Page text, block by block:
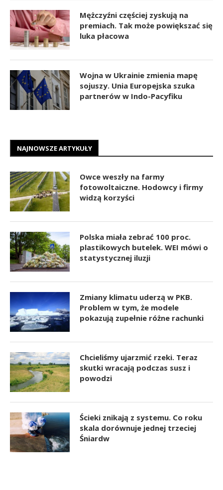
Mężczyźni częściej zyskują na
premiach. Tak może powiększać się
luka płacowa
Wojna w Ukrainie zmienia mapę
sojuszy. Unia Europejska szuka
partnerów w Indo-Pacyfiku
NAJNOWSZE ARTYKUŁY
Owce weszły na farmy
fotowoltaiczne. Hodowcy i firmy
widzą korzyści
Polska miała zebrać 100 proc.
plastikowych butelek. WEI mówi o
statystycznej iluzji
Zmiany klimatu uderzą w PKB.
Problem w tym, że modele
pokazują zupełnie różne rachunki
Chcieliśmy ujarzmić rzeki. Teraz
skutki wracają podczas susz i
powodzi
Ścieki znikają z systemu. Co roku
skala dorównuje jednej trzeciej
Śniardw